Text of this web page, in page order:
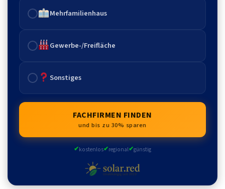
Mehrfamilienhaus
Gewerbe-/Freifläche
Sonstiges
FACHFIRMEN FINDEN
und bis zu 30% sparen
✔kostenlos✔regional✔günstig